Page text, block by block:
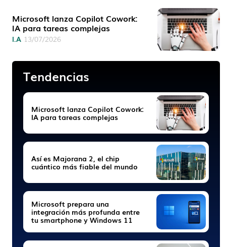
Microsoft lanza Copilot Cowork:
IA para tareas complejas
I.A 13/07/2026
Tendencias
Microsoft lanza Copilot Cowork:
IA para tareas complejas
Así es Majorana 2, el chip
cuántico más fiable del mundo
Microsoft prepara una
integración más profunda entre
tu smartphone y Windows 11